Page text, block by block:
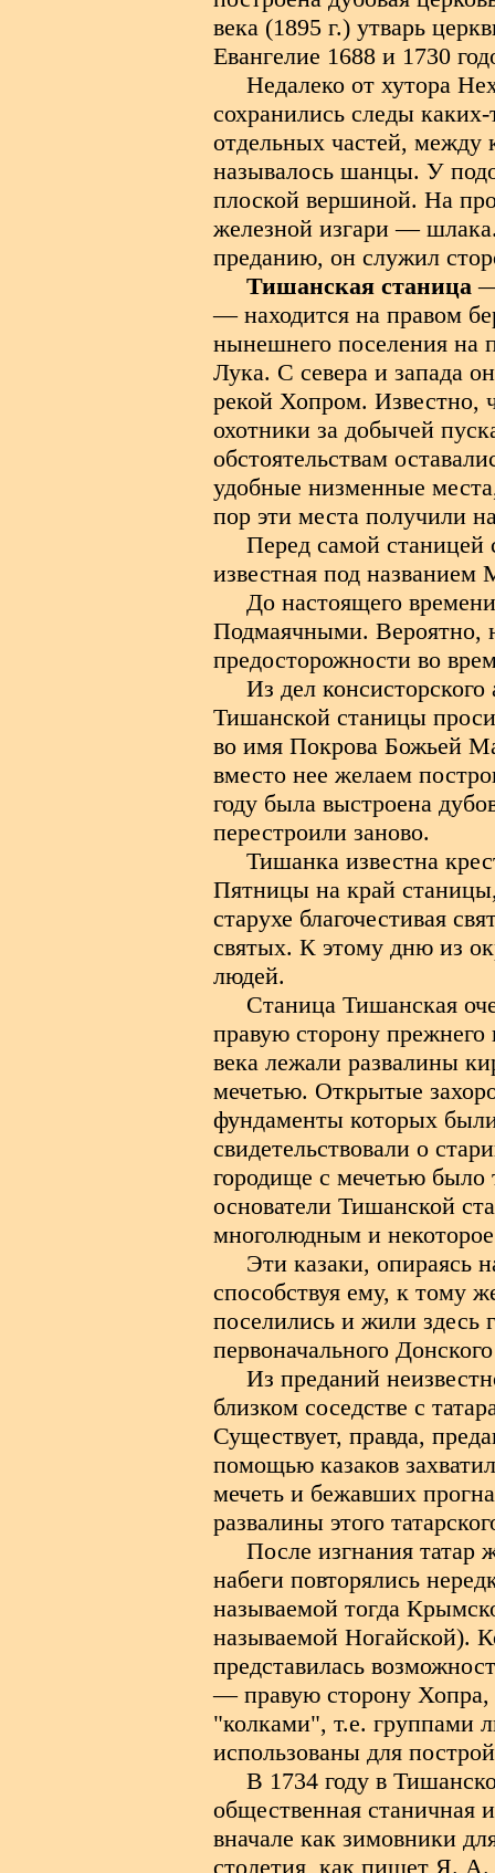
века (1895 г.) утварь
Евангелие 1688 и 1730
Недалеко от хутора
сохранились следы
отдельных частей, между
называлось шанцы. У
плоской вершиной. На
железной изгари —
преданию, он служил
Тишанская станица
— находится на правом
нынешнего поселения на
Лука. С севера и запада
рекой Хопром. Известно,
охотники за добычей
обстоятельствам
удобные низменные
пор эти места получили
Перед самой станицей
известная под названием
До настоящего
Подмаячными. Вероятно,
предосторожности во
Из дел
Тишанской станицы
во имя Покрова Божьей
вместо нее желаем
году была выстроена
перестроили заново.
Тишанка известна
Пятницы на край
старухе благочестивая
святых. К этому дню из
людей.
Станица Тишанская
правую сторону
века лежали развалины
мечетью. Открытые
фундаменты которых
свидетельствовали о
городище с мечетью
основатели Тишанской
многолюдным и
Эти казаки, опираясь
способствуя ему, к тому
поселились и жили здесь
первоначального
Из преданий
близком соседстве с
Существует, правда,
помощью казаков
мечеть и бежавших
развалины этого
После изгнания татар
набеги повторялись
называемой тогда
называемой Ногайской).
представилась
— правую сторону
"колками", т.е. группами
использованы для
В 1734 году в
общественная станичная
вначале как зимовники
столетия, как пишет Я.